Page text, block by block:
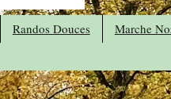
Randos Douces Marche